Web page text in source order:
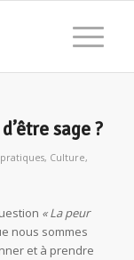
sage ?
, Culture,
« La peur
nous sommes
et à prendre